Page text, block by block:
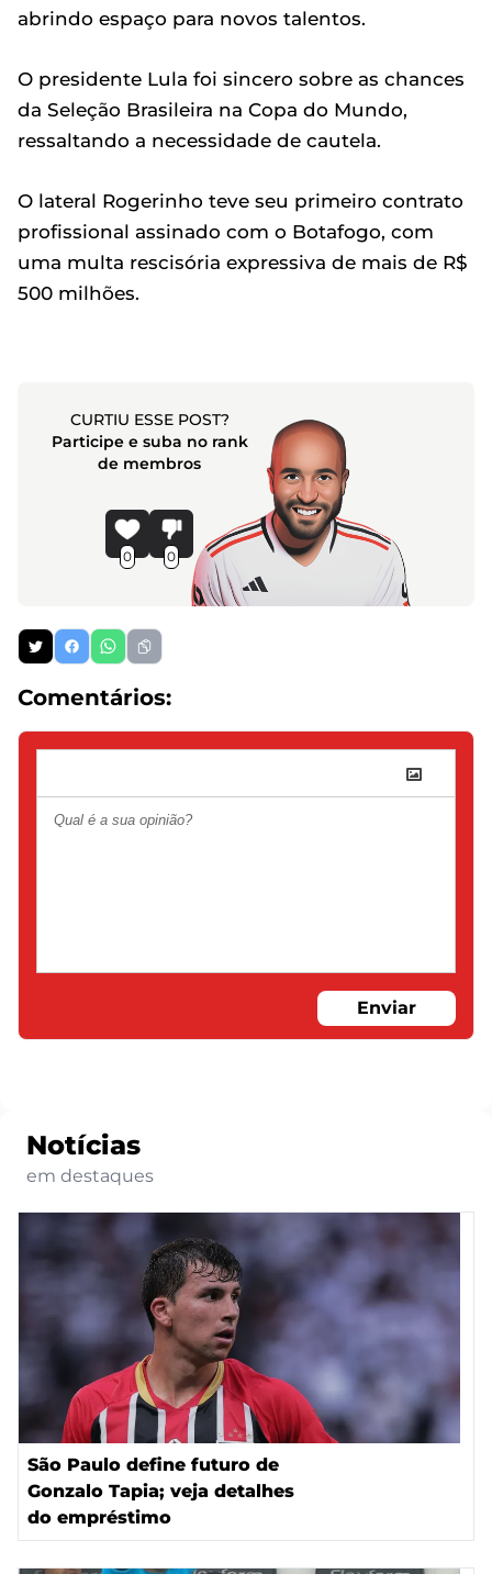
abrindo espaço para novos talentos.
O presidente Lula foi sincero sobre as chances
da Seleção Brasileira na Copa do Mundo,
ressaltando a necessidade de cautela.
O lateral Rogerinho teve seu primeiro contrato
profissional assinado com o Botafogo, com
uma multa rescisória expressiva de mais de R$
500 milhões.
CURTIU ESSE POST?
Participe e suba no rank
de membros
0 0
Comentários:
Enviar
Notícias
em destaques
São Paulo define futuro de
Gonzalo Tapia; veja detalhes
do empréstimo